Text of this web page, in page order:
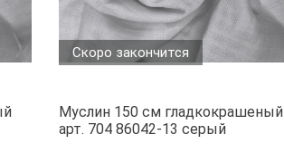
Скоро закончится
Муслин 150 см гладкокрашеный
арт. 704 86042-13 серый